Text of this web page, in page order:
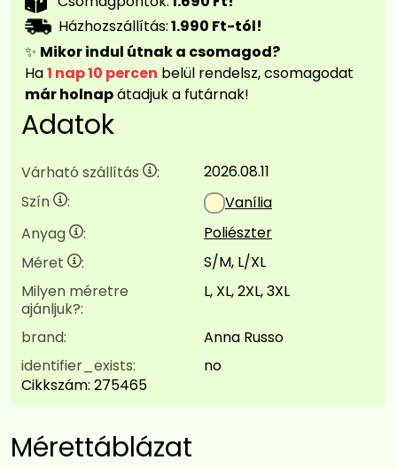
Házhozszállítás:1.990 Ft-tól!
✨ Mikor indul útnak a csomagod?
Ha1 nap 10 percen belül rendelsz, csomagodat
már holnapátadjuk a futárnak!
Adatok
Várható szállítás :
2026.08.11
Szín
:
Vanília
Anyag
:
Poliészter
Méret
:
S/M, L/XL
Milyen méretre
ajánljuk?:
L, XL, 2XL, 3XL
brand:
Anna Russo
identifier_exists:
no
Cikkszám: 275465
Mérettáblázat